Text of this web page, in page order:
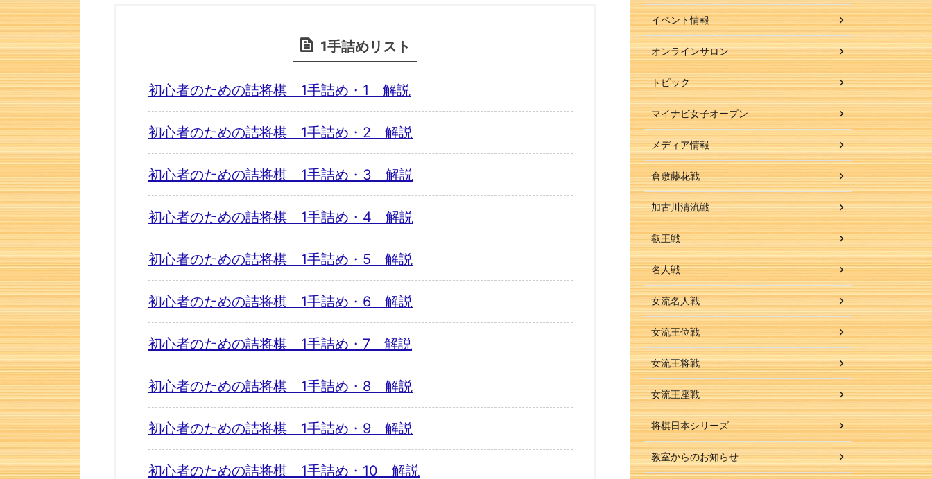
1手詰めリスト
初心者のための詰将棋 1手詰め・1 解説
初心者のための詰将棋 1手詰め・2 解説
初心者のための詰将棋 1手詰め・3 解説
初心者のための詰将棋 1手詰め・4 解説
初心者のための詰将棋 1手詰め・5 解説
初心者のための詰将棋 1手詰め・6 解説
初心者のための詰将棋 1手詰め・7 解説
初心者のための詰将棋 1手詰め・8 解説
初心者のための詰将棋 1手詰め・9 解説
初心者のための詰将棋 1手詰め・10 解説
イベント情報
オンラインサロン
トピック
マイナビ女子オープン
メディア情報
倉敷藤花戦
加古川清流戦
叡王戦
名人戦
女流名人戦
女流王位戦
女流王将戦
女流王座戦
将棋日本シリーズ
教室からのお知らせ